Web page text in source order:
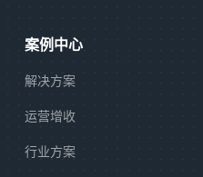
案例中心
解决方案
运营增收
行业方案